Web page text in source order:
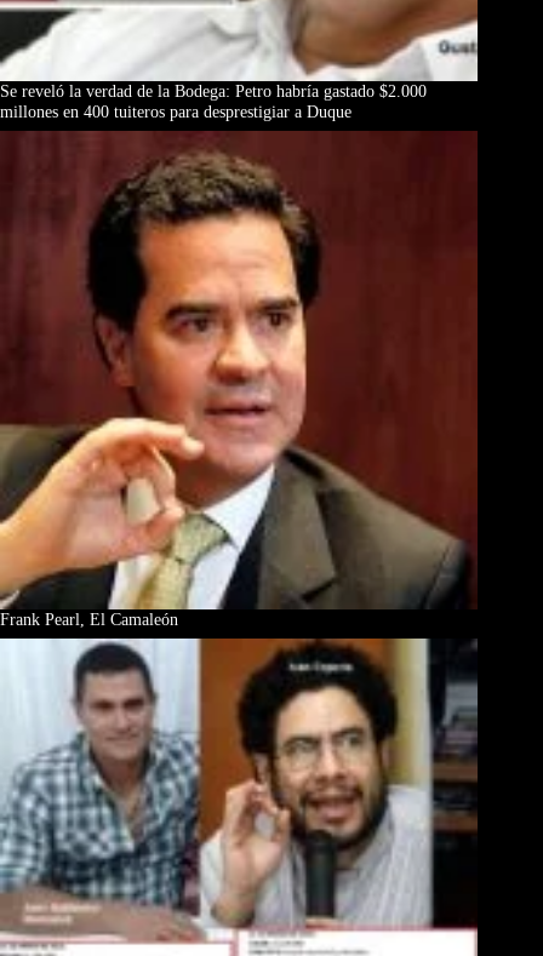
Se reveló la verdad de la Bodega: Petro habría gastado $2.000
millones en 400 tuiteros para desprestigiar a Duque
Frank Pearl, El Camaleón